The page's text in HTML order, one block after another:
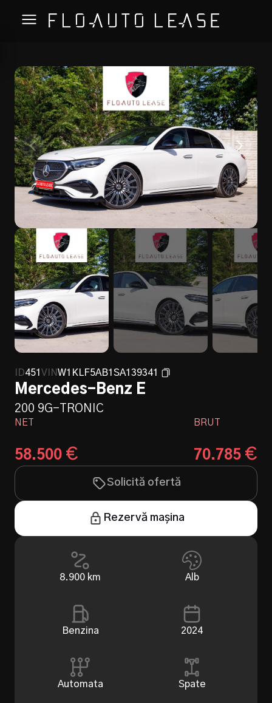
Mercedes-Benz E
200 9G-TRONIC
ID451 VINW1KLF5AB1SA139341
NET
58.500 €
BRUT
70.785 €
Solicită ofertă
Rezervă mașina
8.900 km Alb
Benzina 2024
Automata Spate